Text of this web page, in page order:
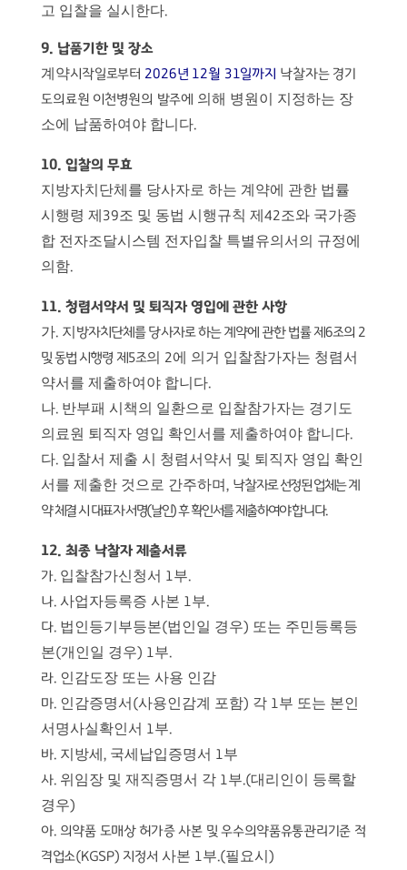
고 입찰을 실시한다.
9. 납품기한 및 장소
계약시작일로부터 2026년 12월 31일까지 낙찰자는 경기
도의료원 이천병원의 발주에 의해 병원이 지정하는 장
소에 납품하여야 합니다.
10. 입찰의 무효
지방자치단체를 당사자로 하는 계약에 관한 법률
시행령 제 39조 및 동법 시행규칙 제 42조와 국가종
합 전자조달시스템 전자입찰 특별유의서의 규정에
의함.
11. 청렴서약서 및 퇴직자 영입에 관한 사항
가. 지 방자치단체를 당사자로 하는 계약에 관한 법률 제 6조의 2
및 동법 시행령 제 5조의 2에 의거 입찰참가자는 청렴서
약서를 제출하여야 합니다.
나. 반부패 시책의 일환으로 입찰참가자는 경기도
의료원 퇴직자 영입 확인서를 제출하여야 합니다.
다. 입찰서 제출 시 청렴서약서 및 퇴직자 영입 확인
서를 제출한 것으로 간주하며 , 낙찰자로 선정된 업체는 계
약 체결 시 대표자 서명(날인)후 확인서를 제출하여야합니다.
12. 최종 낙찰자 제출서류
가. 입찰참가신청서 1 부.
나. 사업자등록증 사본 1 부.
다. 법인등기부등본(법인일 경우) 또는 주민등록등
본(개인일 경우) 1 부.
라. 인감도장 또는 사용 인감
마. 인감증명서 (사용인감계 포함) 각 1 부 또는 본인
서명사실확인서 1 부.
바. 지방세 , 국세납입증명서 1 부
사. 위임장 및 재직증명서 각 1 부.(대리인이 등록할
경우)
아. 의약품 도매상 허가증 사본 및 우수의약품유통관리기준 적
격업소(KGSP) 지정서 사본 1 부.(필요시 )